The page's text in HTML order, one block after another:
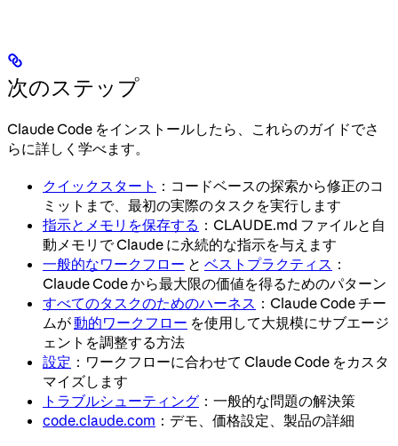
次のステップ
Claude Code をインストールしたら、これらのガイドでさ
らに詳しく学べます。
クイックスタート ：コードベースの探索から修正のコ
ミットまで、最初の実際のタスクを実行します
指示とメモリを保存する ：CLAUDE.md ファイルと自
動メモリで Claude に永続的な指示を与えます
一般的なワークフロー と ベストプラクティス ：
Claude Code から最大限の価値を得るためのパターン
すべてのタスクのためのハーネス ：Claude Code チー
ムが動的ワークフロー を使用して大規模にサブエージ
ェントを調整する方法
設定 ：ワークフローに合わせて Claude Code をカスタ
マイズします
トラブルシューティング ：一般的な問題の解決策
code.claude.com ：デモ、価格設定、製品の詳細